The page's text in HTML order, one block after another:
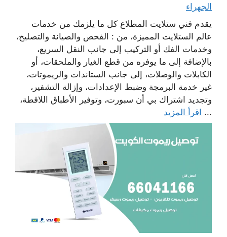
الجهراء
يقدم فني ستلايت المطلاع كل ما يلزمك من خدمات
عالم الستلايت المميزة، من : الفحص والصيانة والتصليح،
وخدمات الفك أو التركيب إلى جانب النقل السريع،
بالإضافة إلى ما يوفره من قطع الغيار والملحقات، أو
الكابلات والوصلات، إلى جانب الستاندات والريموتات،
غير خدمة البرمجة وضبط الإعدادات، وإزالة التشفير،
وتجديد اشتراك بي أن سبورت، وتوفير الأطباق اللاقطة،
... اقرأ المزيد